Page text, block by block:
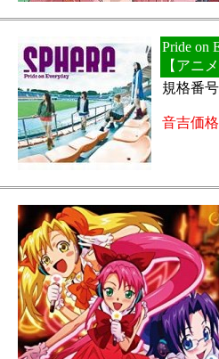
Pride on
【アニ
規格番
音吉価